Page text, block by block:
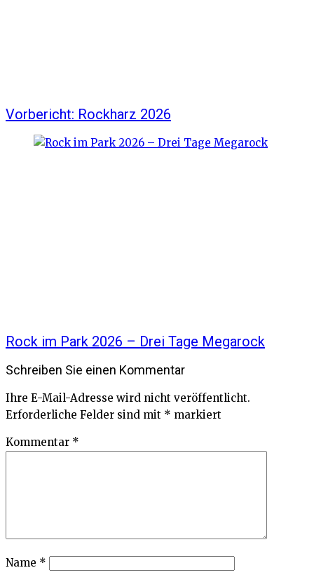
Vorbericht: Rockharz 2026
Rock im Park 2026 – Drei Tage Megarock
Schreiben Sie einen Kommentar
Ihre E-Mail-Adresse wird nicht veröffentlicht.
Erforderliche Felder sind mit * markiert
Kommentar *
Name *